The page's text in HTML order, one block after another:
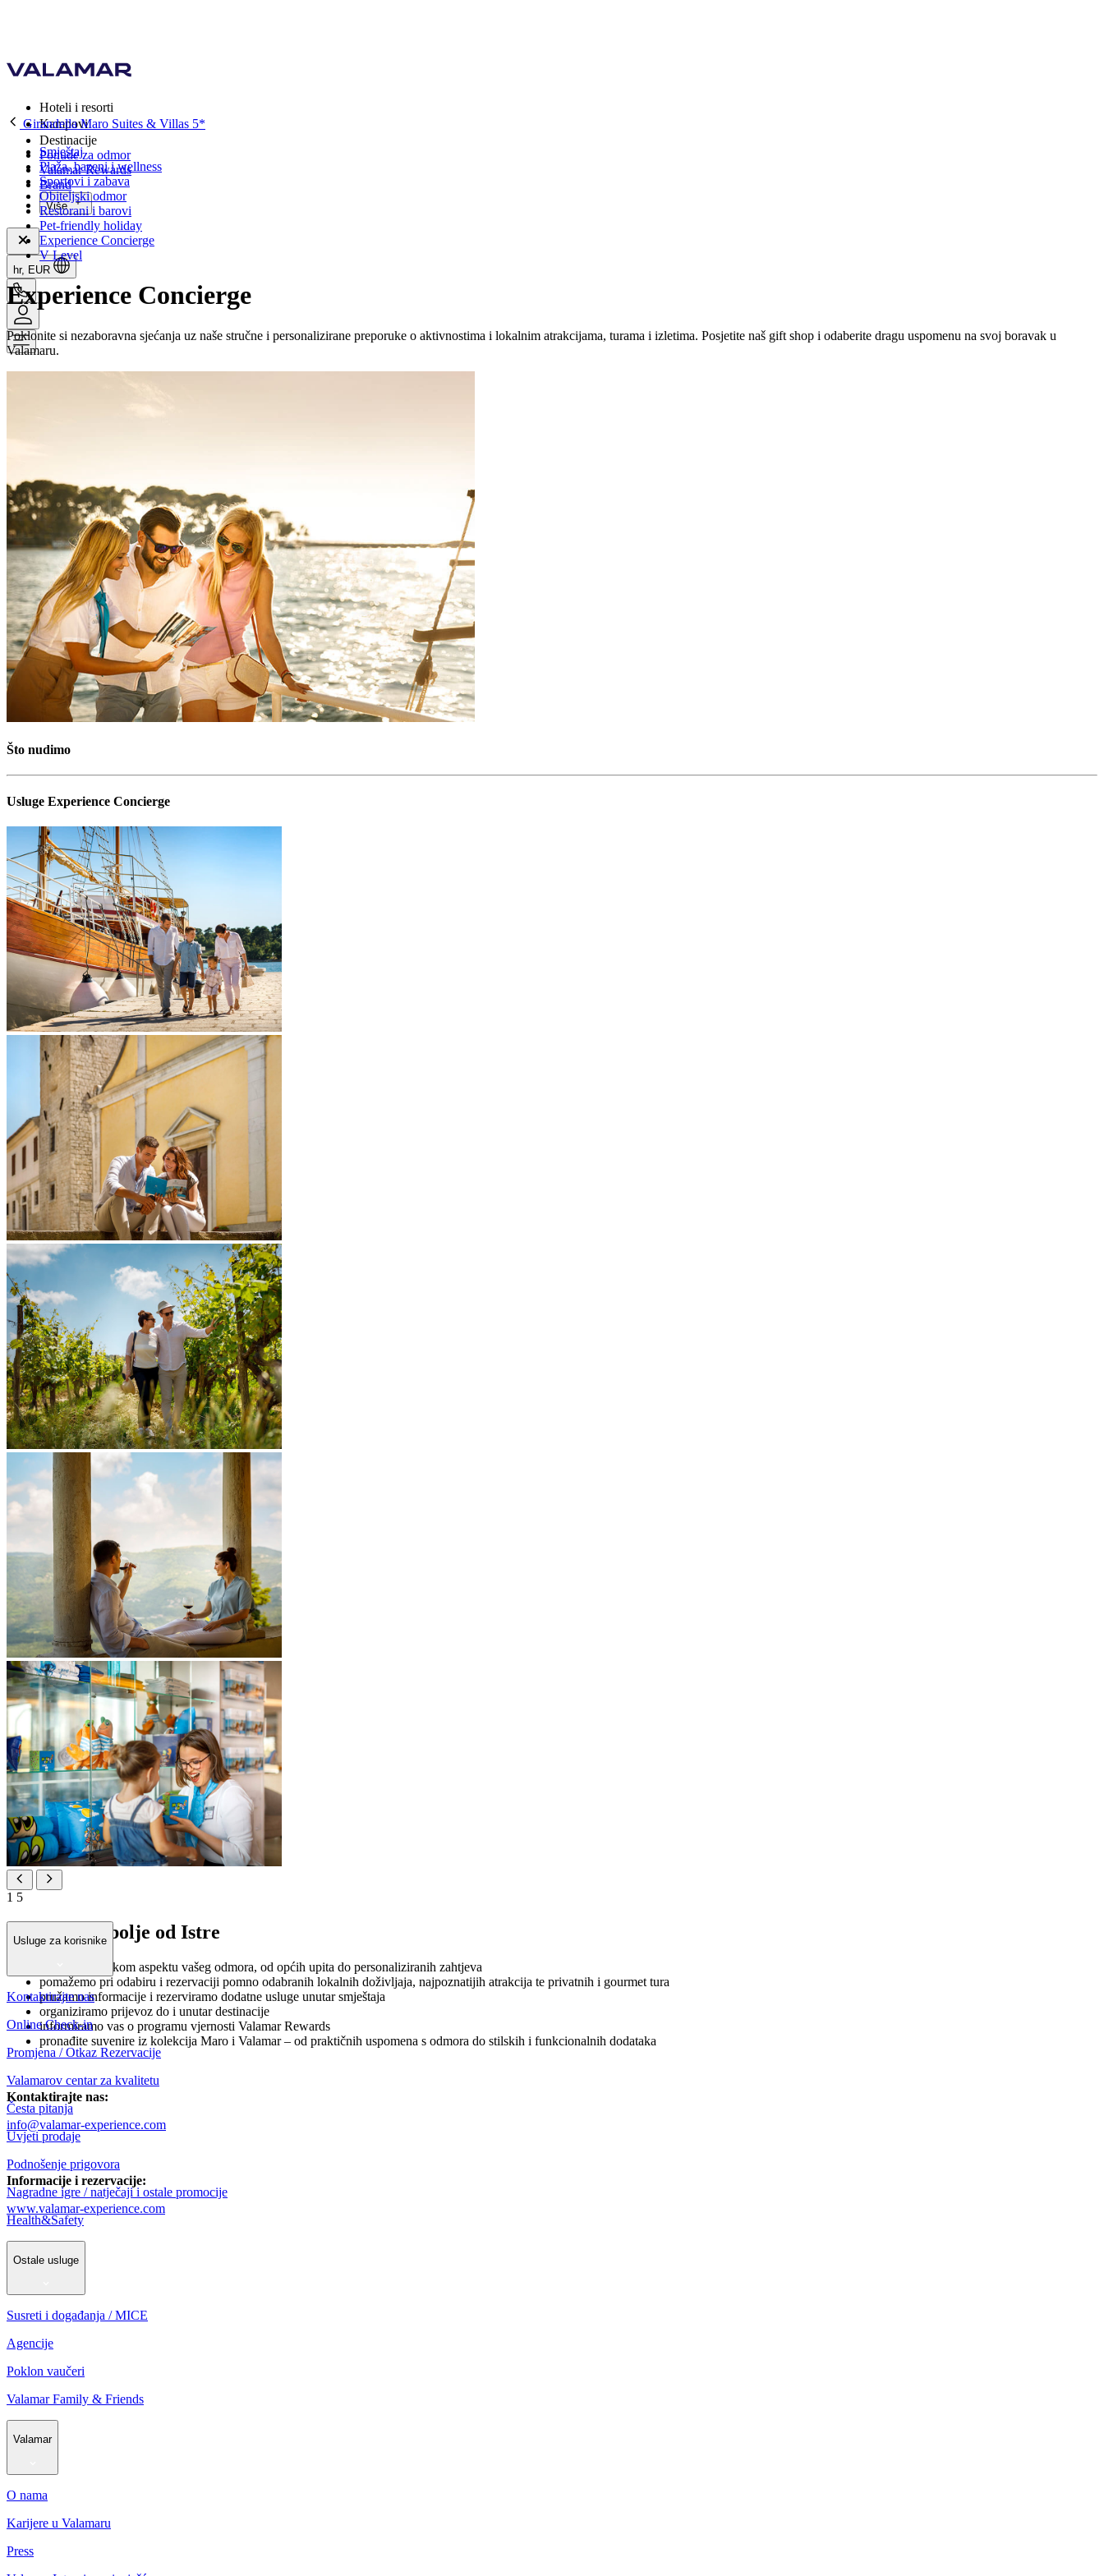
Hoteli i resorti
Kampovi
Destinacije
Ponude za odmor
Valamar Rewards
Brand
Više
hr, EUR
Girandella Maro Suites & Villas 5*
Smještaj
Plaža, bazeni i wellness
Sportovi i zabava
Obiteljski odmor
Restorani i barovi
Pet-friendly holiday
Experience Concierge
V Level
Experience Concierge
Poklonite si nezaboravna sjećanja uz naše stručne i personalizirane preporuke o aktivnostima i lokalnim atrakcijama, turama i izletima. Posjetite naš gift shop i odaberite dragu uspomenu na svoj boravak u
Valamaru.
Što nudimo
Usluge Experience Concierge
1 5
Otkrijte najbolje od Istre
brinemo o svakom aspektu vašeg odmora, od općih upita do personaliziranih zahtjeva
pomažemo pri odabiru i rezervaciji pomno odabranih lokalnih doživljaja, najpoznatijih atrakcija te privatnih i gourmet tura
pružamo informacije i rezerviramo dodatne usluge unutar smještaja
organiziramo prijevoz do i unutar destinacije
informiramo vas o programu vjernosti Valamar Rewards
pronađite suvenire iz kolekcija Maro i Valamar – od praktičnih uspomena s odmora do stilskih i funkcionalnih dodataka
Kontaktirajte nas:
info@valamar-experience.com
Informacije i rezervacije:
www.valamar-experience.com
Usluge za korisnike
Kontaktirajte nas
Online Check-in
Promjena / Otkaz Rezervacije
Valamarov centar za kvalitetu
Česta pitanja
Uvjeti prodaje
Podnošenje prigovora
Nagradne igre / natječaji i ostale promocije
Health&Safety
Ostale usluge
Susreti i događanja / MICE
Agencije
Poklon vaučeri
Valamar Family & Friends
Valamar
O nama
Karijere u Valamaru
Press